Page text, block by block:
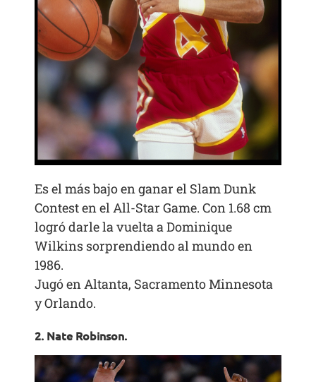
Es el más bajo en ganar el Slam Dunk
Contest en el All-Star Game. Con 1.68 cm
logró darle la vuelta a Dominique
Wilkins sorprendiendo al mundo en
1986.
Jugó en Altanta, Sacramento Minnesota
y Orlando.
2. Nate Robinson.